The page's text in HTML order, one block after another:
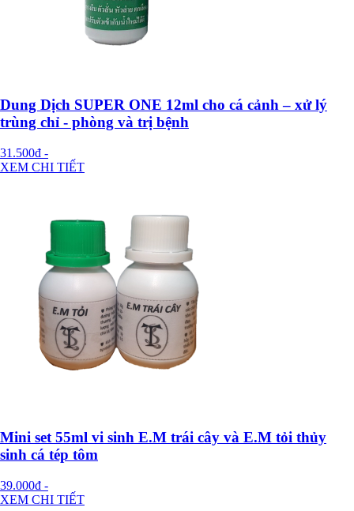
Dung Dịch SUPER ONE 12ml cho cá cảnh – xử lý
trùng chỉ - phòng và trị bệnh
31.500đ -
XEM CHI TIẾT
Mini set 55ml vi sinh E.M trái cây và E.M tỏi thủy
sinh cá tép tôm
39.000đ -
XEM CHI TIẾT